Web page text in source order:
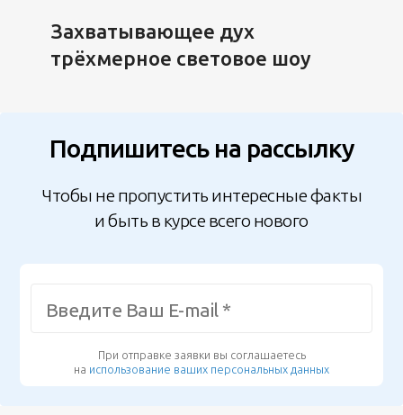
Захватывающее дух
трёхмерное световое шоу
Подпишитесь на рассылку
Чтобы не пропустить интересные факты
и быть в курсе всего нового
При отправке заявки вы соглашаетесь
на использование ваших персональных данных